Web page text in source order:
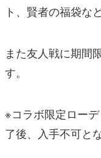
ト、賢者の福袋な
また友人戦に期間
す。
※コラボ限定ロー
了後、入手不可と